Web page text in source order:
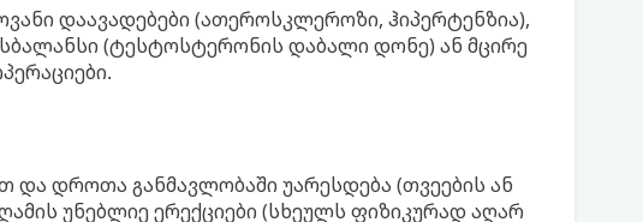
დაავადებები (ათეროსკლეროზი, ჰიპერტენზია),
(ტესტოსტერონის დაბალი დონე) ან მცირე
დროთა განმავლობაში უარესდება (თვეების ან
უნებლიე ერექციები (სხეულს ფიზიკურად აღარ